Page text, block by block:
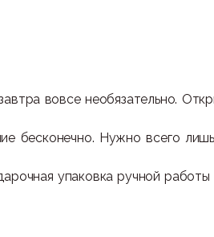
вовсе необязательно.
бесконечно. Нужно всего
упаковка ручной работы